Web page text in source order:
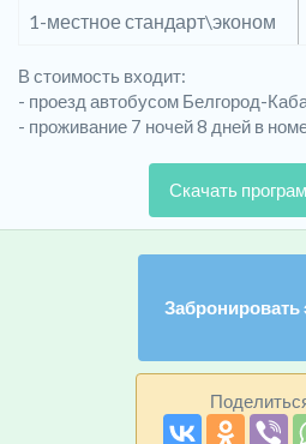
1-местное стандарт\эконом
В стоимость входит:
- проезд автобусом Белгород-
- проживание 7 ночей 8 дней в
Скачать
Забронировать